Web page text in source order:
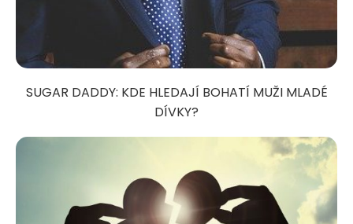
SUGAR DADDY: KDE HLEDAJÍ BOHATÍ MUŽI MLADÉ
DÍVKY?